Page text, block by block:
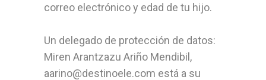
correo electrónico y edad de tu hijo.
Un delegado de protección de datos:
Miren Arantzazu Ariño Mendibil,
aarino@destinoele.com está a su